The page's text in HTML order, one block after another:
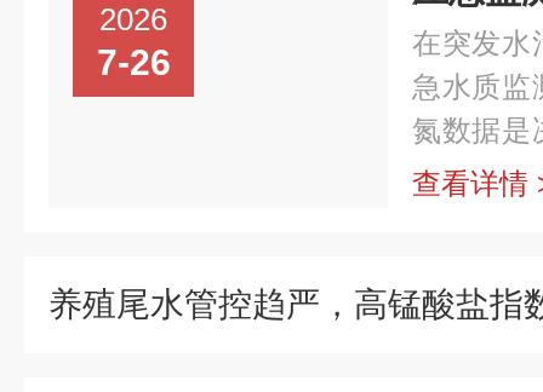
2026
7-26
在突发水
急水质监
氮数据是
快速测定
查看详情